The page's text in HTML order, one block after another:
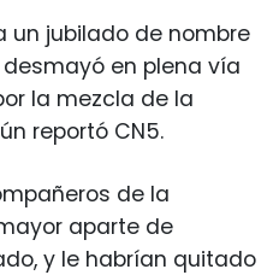
un jubilado de nombre
en plena vía
la mezcla de la
reportó CN5.
de la
aparte de
y le habrían quitado